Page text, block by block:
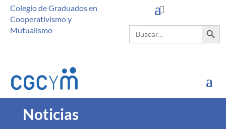
Colegio de Graduados en
Cooperativismo y
Mutualismo
Buscar: Botón de
Noticias